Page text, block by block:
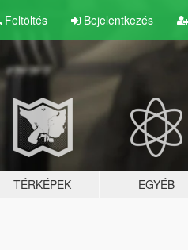
Feltöltés Bejelentkezés
TÉRKÉPEK EGYÉB